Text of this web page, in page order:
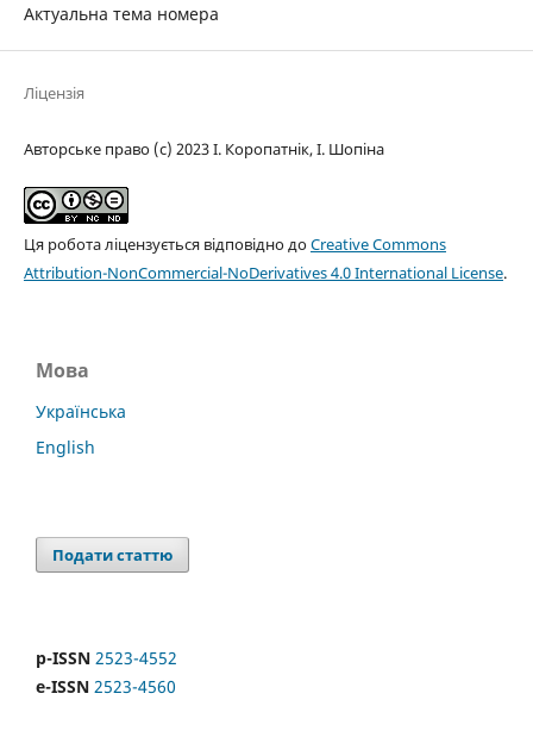
Актуальна тема номера
Ліцензія
Авторське право (c) 2023 І. Коропатнік, І. Шопіна
Ця робота ліцензується відповідно доCreative Commons
Attribution-NonCommercial-NoDerivatives 4.0 International License.
Мова
Українська
English
Подати статтю
p-ISSN 2523-4552
e-ISSN 2523-4560